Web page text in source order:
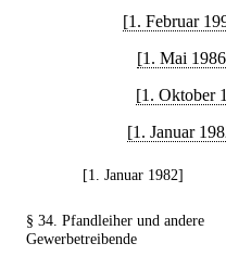
[1. Februar
[1. Mai
[1. Oktober
[1. Januar
[1. Januar 1982]
§ 34. Pfandleiher und andere
Gewerbetreibende